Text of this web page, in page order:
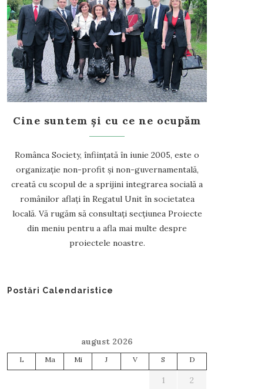
Cine suntem și cu ce ne ocupăm
Românca Society, înființată în iunie 2005, este o
organizație non-profit și non-guvernamentală,
creată cu scopul de a sprijini integrarea socială a
românilor aflați în Regatul Unit în societatea
locală. Vă rugăm să consultați secțiunea Proiecte
din meniu pentru a afla mai multe despre
proiectele noastre.
Postări Calendaristice
august 2026
L Ma Mi J V S D
1
2